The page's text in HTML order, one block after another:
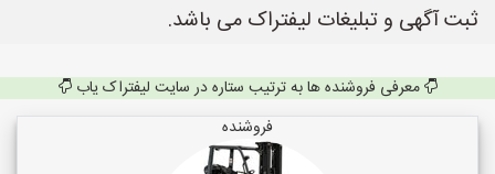
ثبت آگهی و تبلیغات لیفتراک می باشد.
معرفی فروشنده ها به ترتیب ستاره در سایت لیفتراک یاب
فروشنده